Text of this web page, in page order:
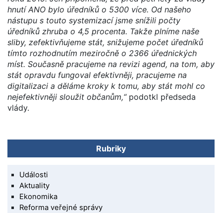
hnutí ANO bylo úředníků o 5300 více. Od našeho
nástupu s touto systemizací jsme snížili počty
úředníků zhruba o 4,5 procenta. Takže plníme naše
sliby, zefektivňujeme stát, snižujeme počet úředníků
tímto rozhodnutím meziročně o 2366 úřednických
míst. Současně pracujeme na revizi agend, na tom, aby
stát opravdu fungoval efektivněji, pracujeme na
digitalizaci a děláme kroky k tomu, aby stát mohl co
nejefektivněji sloužit občanům,“podotkl předseda
vlády.
Rubriky
Události
Aktuality
Ekonomika
Reforma veřejné správy